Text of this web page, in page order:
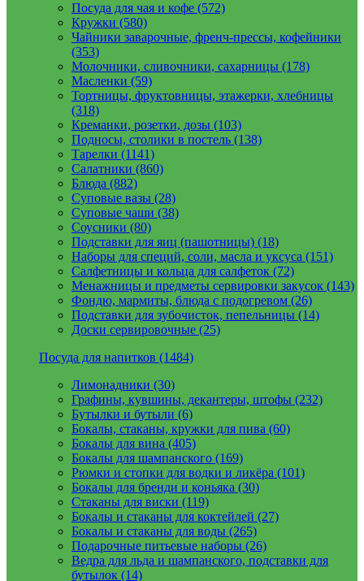
Посуда для чая и кофе (572)
Кружки (580)
Чайники заварочные, френч-прессы, кофейники
(353)
Молочники, сливочники, сахарницы (178)
Масленки (59)
Тортницы, фруктовницы, этажерки, хлебницы
(318)
Креманки, розетки, дозы (103)
Подносы, столики в постель (138)
Тарелки (1141)
Салатники (860)
Блюда (882)
Суповые вазы (28)
Суповые чаши (38)
Соусники (80)
Подставки для яиц (пашотницы) (18)
Наборы для специй, соли, масла и уксуса (151)
Салфетницы и кольца для салфеток (72)
Менажницы и предметы сервировки закусок (143)
Фондю, мармиты, блюда с подогревом (26)
Подставки для зубочисток, пепельницы (14)
Доски сервировочные (25)
Посуда для напитков (1484)
Лимонадники (30)
Графины, кувшины, декантеры, штофы (232)
Бутылки и бутыли (6)
Бокалы, стаканы, кружки для пива (60)
Бокалы для вина (405)
Бокалы для шампанского (169)
Рюмки и стопки для водки и ликёра (101)
Бокалы для бренди и коньяка (30)
Стаканы для виски (119)
Бокалы и стаканы для коктейлей (27)
Бокалы и стаканы для воды (265)
Подарочные питьевые наборы (26)
Ведра для льда и шампанского, подставки для
бутылок (14)